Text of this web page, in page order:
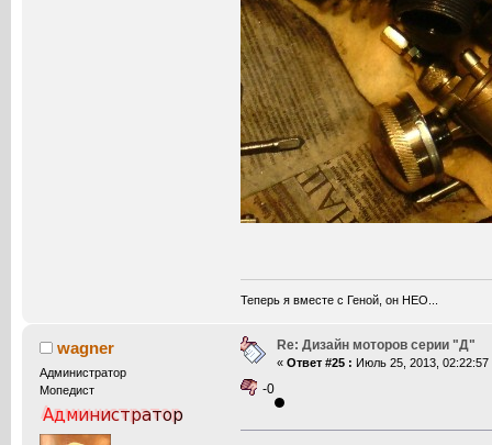
Теперь я вместе с Геной, он НЕО...
wagner
Администратор
Мопедист
Re: Дизайн моторов серии "Д"
« Ответ #25 : Июль 25, 2013, 02:22:57
-0